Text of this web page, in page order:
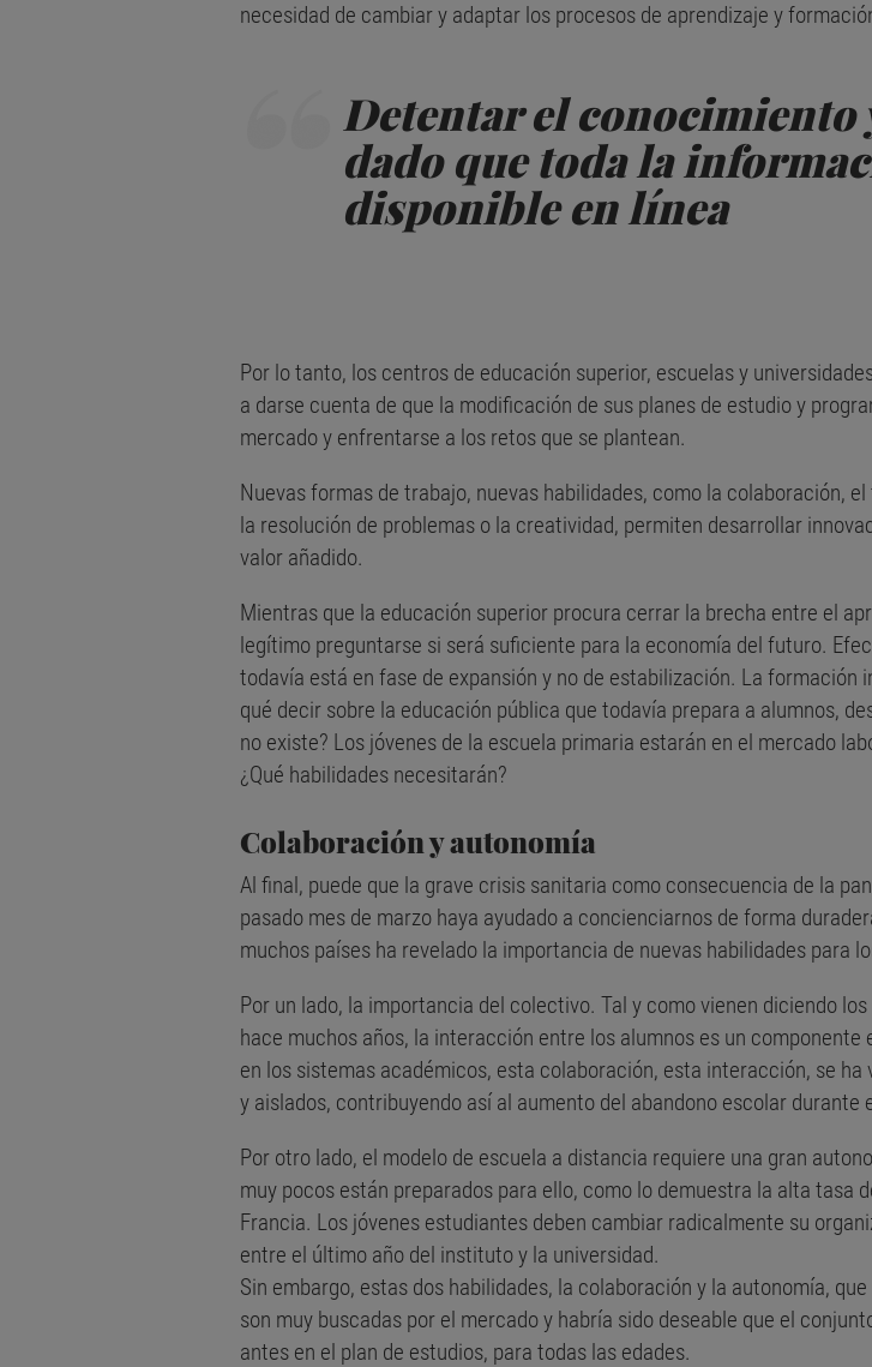
necesidad de cambiar y adaptar los procesos de aprendizaje y
Detentar el conocimiento
dado que toda la
disponible en línea
Por lo tanto, los centros de educación superior, escuelas y
a darse cuenta de que la modificación de sus planes de estudio y
mercado y enfrentarse a los retos que se plantean.
Nuevas formas de trabajo, nuevas habilidades, como la colaboración,
la resolución de problemas o la creatividad, permiten desarrollar
valor añadido.
Mientras que la educación superior procura cerrar la brecha entre el
legítimo preguntarse si será suficiente para la economía del futuro.
todavía está en fase de expansión y no de estabilización. La
qué decir sobre la educación pública que todavía prepara a alumnos,
no existe? Los jóvenes de la escuela primaria estarán en el mercado
¿Qué habilidades necesitarán?
Colaboración y autonomía
Al final, puede que la grave crisis sanitaria como consecuencia de la
pasado mes de marzo haya ayudado a concienciarnos de forma
muchos países ha revelado la importancia de nuevas habilidades para
Por un lado, la importancia del colectivo. Tal y como vienen diciendo
hace muchos años, la interacción entre los alumnos es un
en los sistemas académicos, esta colaboración, esta interacción, se
y aislados, contribuyendo así al aumento del abandono escolar durante
Por otro lado, el modelo de escuela a distancia requiere una gran
muy pocos están preparados para ello, como lo demuestra la alta tasa
Francia. Los jóvenes estudiantes deben cambiar radicalmente su
entre el último año del instituto y la universidad.
Sin embargo, estas dos habilidades, la colaboración y la autonomía,
son muy buscadas por el mercado y habría sido deseable que el
antes en el plan de estudios, para todas las edades.